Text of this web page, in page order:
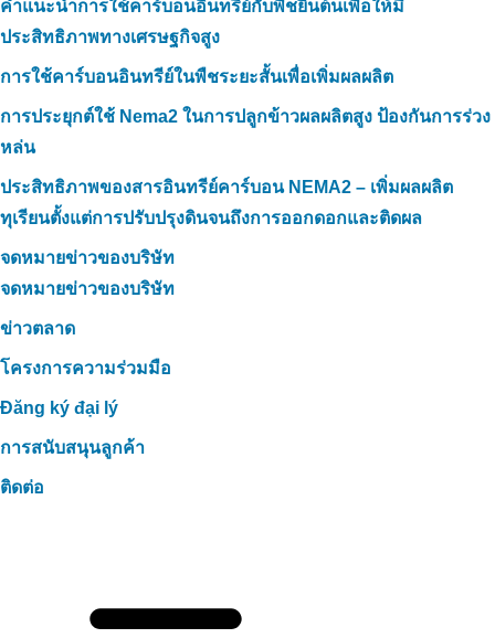
คำแนะนำการใช้คาร์บอนอินทรีย์กับพืชยืนต้นเพื่อให้มี
ประสิทธิภาพทางเศรษฐกิจสูง
การใช้คาร์บอนอินทรีย์ในพืชระยะสั้นเพื่อเพิ่มผลผลิต
การประยุกต์ใช้ Nema2 ในการปลูกข้าวผลผลิตสูง ป้องกันการร่วง
หล่น
ประสิทธิภาพของสารอินทรีย์คาร์บอน NEMA2 – เพิ่มผลผลิต
ทุเรียนตั้งแต่การปรับปรุงดินจนถึงการออกดอกและติดผล
จดหมายข่าวของบริษัท
จดหมายข่าวของบริษัท
ข่าวตลาด
โครงการความร่วมมือ
Đăng ký đại lý
การสนับสนุนลูกค้า
ติดต่อ